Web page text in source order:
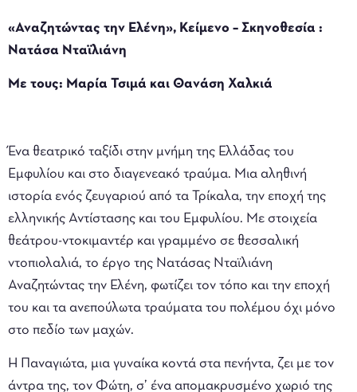
«Αναζητώντας την Ελένη», Κείμενο – Σκηνοθεσία :
Νατάσα Νταϊλιάνη
Με τους: Μαρία Τσιμά και Θανάση Χαλκιά
Ένα θεατρικό ταξίδι στην μνήμη της Ελλάδας του
Εμφυλίου και στο διαγενεακό τραύμα. Μια αληθινή
ιστορία ενός ζευγαριού από τα Τρίκαλα, την εποχή της
ελληνικής Αντίστασης και του Εμφυλίου. Με στοιχεία
θεάτρου-ντοκιμαντέρ και γραμμένο σε θεσσαλική
ντοπιολαλιά, το έργο της Νατάσας Νταϊλιάνη
Αναζητώντας την Ελένη, φωτίζει τον τόπο και την εποχή
του και τα ανεπούλωτα τραύματα του πολέμου όχι μόνο
στο πεδίο των μαχών.
Η Παναγιώτα, μια γυναίκα κοντά στα πενήντα, ζει με τον
άντρα της, τον Φώτη, σ’ ένα απομακρυσμένο χωριό της